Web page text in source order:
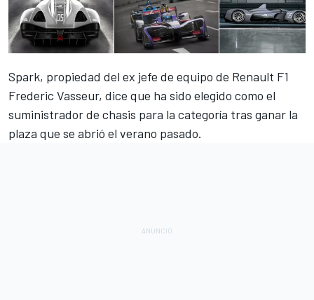
Spark, propiedad del ex jefe de equipo de Renault F1
Frederic Vasseur, dice que ha sido elegido como el
suministrador de chasis para la categoría tras ganar la
plaza que se abrió el verano pasado.